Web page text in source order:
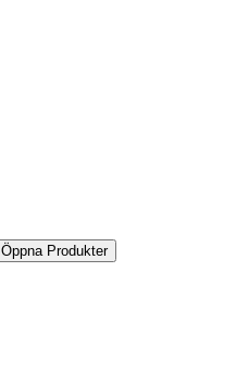
Öppna Produkter